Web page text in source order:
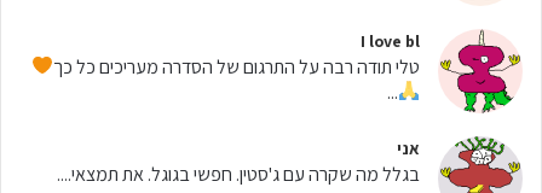
I love bl
טלי תודה רבה על התרגום של הסדרה מעריכים כל כך
...
אני
בגלל מה שקרה עם ג'סטין. חפשי בגוגל. את תמצאי....